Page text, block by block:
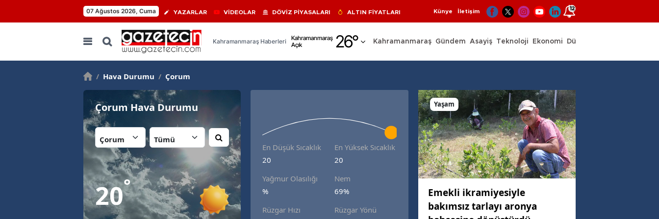
07 Ağustos 2026, Cuma YAZARLAR VİDEOLAR DÖVİZ PİYASALARI ALTIN FİYATLARI Künye İletişim 12
Kahramanmaraş Haberleri
Kahramanmaraş
Açık
26°
Adıyaman
Ağrı
Antalya
Kahramanmaraş Gündem Asayiş Teknoloji Ekonomi Dünya
/ Hava Durumu / Çorum
Çorum Hava Durumu
20°
En Düşük Sıcaklık
20
En Yüksek Sıcaklık
20
Yağmur Olasılığı
%
Nem
69%
Rüzgar Hızı
Rüzgar Yönü
Yaşam
Emekli ikramiyesiyle
bakımsız tarlayı aronya